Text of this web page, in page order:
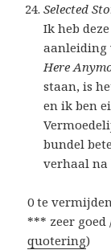
Selected
Ik heb
aanleiding
Here
staan, is
en ik ben
bundel
verhaal na
0 te
*** zeer
quotering)